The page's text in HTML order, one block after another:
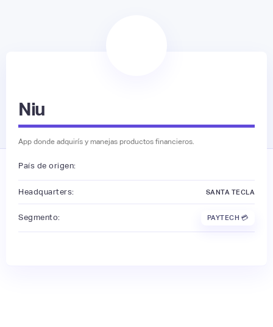
Niu
App donde adquirís y manejas productos financieros.
País de origen:
Headquarters: SANTA TECLA
Segmento: PAYTECH 💳